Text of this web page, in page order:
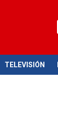
TELEVISIÓN